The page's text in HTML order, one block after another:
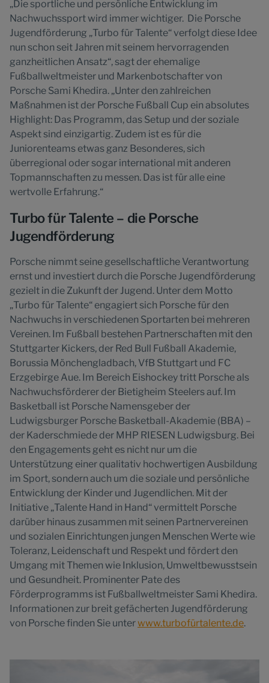
„Die sportliche und persönliche Entwicklung im
Nachwuchssport wird immer wichtiger. Die Porsche
Jugendförderung „Turbo für Talente“ verfolgt diese Idee
nun schon seit Jahren mit seinem hervorragenden
ganzheitlichen Ansatz“, sagt der ehemalige
Fußballweltmeister und Markenbotschafter von
Porsche Sami Khedira. „Unter den zahlreichen
Maßnahmen ist der Porsche Fußball Cup ein absolutes
Highlight: Das Programm, das Setup und der soziale
Aspekt sind einzigartig. Zudem ist es für die
Juniorenteams etwas ganz Besonderes, sich
überregional oder sogar international mit anderen
Topmannschaften zu messen. Das ist für alle eine
wertvolle Erfahrung.“
Turbo für Talente – die Porsche
Jugendförderung
Porsche nimmt seine gesellschaftliche Verantwortung
ernst und investiert durch die Porsche Jugendförderung
gezielt in die Zukunft der Jugend. Unter dem Motto
„Turbo für Talente“ engagiert sich Porsche für den
Nachwuchs in verschiedenen Sportarten bei mehreren
Vereinen. Im Fußball bestehen Partnerschaften mit den
Stuttgarter Kickers, der Red Bull Fußball Akademie,
Borussia Mönchengladbach, VfB Stuttgart und FC
Erzgebirge Aue. Im Bereich Eishockey tritt Porsche als
Nachwuchsförderer der Bietigheim Steelers auf. Im
Basketball ist Porsche Namensgeber der
Ludwigsburger Porsche Basketball-Akademie (BBA) –
der Kaderschmiede der MHP RIESEN Ludwigsburg. Bei
den Engagements geht es nicht nur um die
Unterstützung einer qualitativ hochwertigen Ausbildung
im Sport, sondern auch um die soziale und persönliche
Entwicklung der Kinder und Jugendlichen. Mit der
Initiative „Talente Hand in Hand“ vermittelt Porsche
darüber hinaus zusammen mit seinen Partnervereinen
und sozialen Einrichtungen jungen Menschen Werte wie
Toleranz, Leidenschaft und Respekt und fördert den
Umgang mit Themen wie Inklusion, Umweltbewusstsein
und Gesundheit. Prominenter Pate des
Förderprogramms ist Fußballweltmeister Sami Khedira.
Informationen zur breit gefächerten Jugendförderung
von Porsche finden Sie unterwww.turbofürtalente.de.